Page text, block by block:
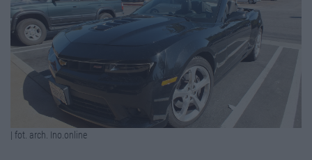
| fot. arch. Ino.online